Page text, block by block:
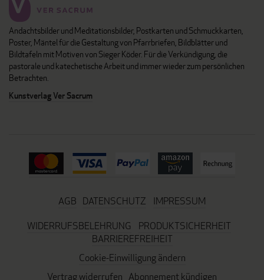
Andachtsbilder und Meditationsbilder, Postkarten und Schmuckkarten,
Poster, Mäntel für die Gestaltung von Pfarrbriefen, Bildblätter und
Bildtafeln mit Motiven von Sieger Köder. Für die Verkündigung, die
pastorale und katechetische Arbeit und immer wieder zum persönlichen
Betrachten.
Kunstverlag Ver Sacrum
AGB DATENSCHUTZ
IMPRESSUM
WIDERRUFSBELEHRUNG
PRODUKTSICHERHEIT
BARRIEREFREIHEIT
Cookie-Einwilligung ändern
Vertrag widerrufen Abonnement kündigen